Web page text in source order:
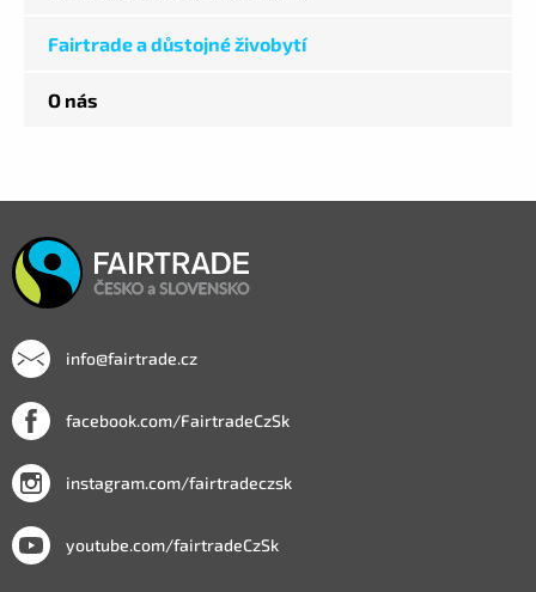
Fairtrade a důstojné živobytí
O nás
info@fairtrade.cz
facebook.com/FairtradeCzSk
instagram.com/fairtradeczsk
youtube.com/fairtradeCzSk